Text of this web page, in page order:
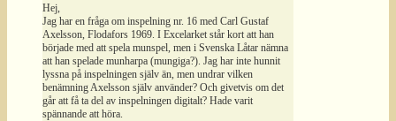
Hej,
Jag har en fråga om inspelning nr. 16 med Carl Gustaf
Axelsson, Flodafors 1969. I Excelarket står kort att han
började med att spela munspel, men i Svenska Låtar nämna
att han spelade munharpa (mungiga?). Jag har inte hunnit
lyssna på inspelningen själv än, men undrar vilken
benämning Axelsson själv använder? Och givetvis om det
går att få ta del av inspelningen digitalt? Hade varit
spännande att höra.